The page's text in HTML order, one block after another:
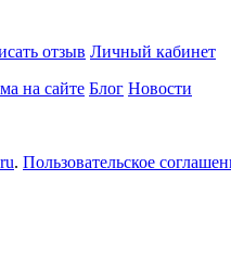
отзыв Личный кабинет
на сайте Блог Новости
. Пользовательское